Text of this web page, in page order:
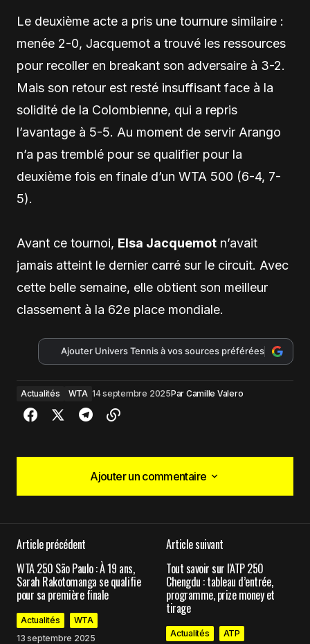
Le deuxième acte a pris une tournure similaire :
menée 2-0, Jacquemot a trouvé les ressources
pour recoller en breakant son adversaire à 3-2.
Mais son retour est resté insuffisant face à la
solidité de la Colombienne, qui a repris
l’avantage à 5-5. Au moment de servir Arango
n’a pas tremblé pour se qualifier pour la
deuxième fois en finale d’un WTA 500 (6-4, 7-
5).
Avant ce tournoi, Elsa Jacquemot n’avait
jamais atteint le dernier carré sur le circuit. Avec
cette belle semaine, elle obtient son meilleur
classement à la 62e place mondiale.
Ajouter Univers Tennis à vos sources préférées
Actualités WTA 14 septembre 2025Par Camille Valero
Ajouter un commentaire
Ajouter un commentaire
champs obligatoires sont indiqués avec*
Article précédent
WTA 250 São Paulo : À 19 ans,
Sarah Rakotomanga se qualifie
pour sa première finale
Actualités
WTA
13 septembre 2025
Article suivant
Tout savoir sur l'ATP 250
Chengdu : tableau d’entrée,
programme, prize money et
tirage
Actualités
ATP